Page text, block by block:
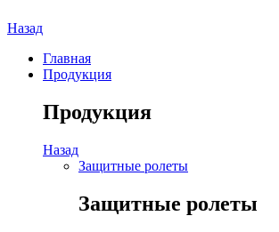
Назад
Главная
Продукция
Продукция
Назад
Защитные ролеты
Защитные ролеты